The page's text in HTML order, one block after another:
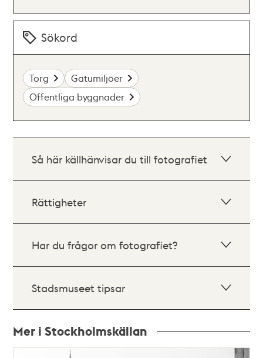
Sökord
Torg
Gatumiljöer
Offentliga byggnader
Så här källhänvisar du till fotografiet
Rättigheter
Har du frågor om fotografiet?
Stadsmuseet tipsar
Mer i Stockholmskällan